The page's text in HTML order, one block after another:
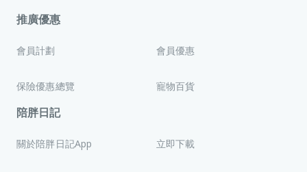
推廣優惠
會員計劃 會員優惠
保險優惠總覽 寵物百貨
陪胖日記
關於陪胖日記App 立即下載